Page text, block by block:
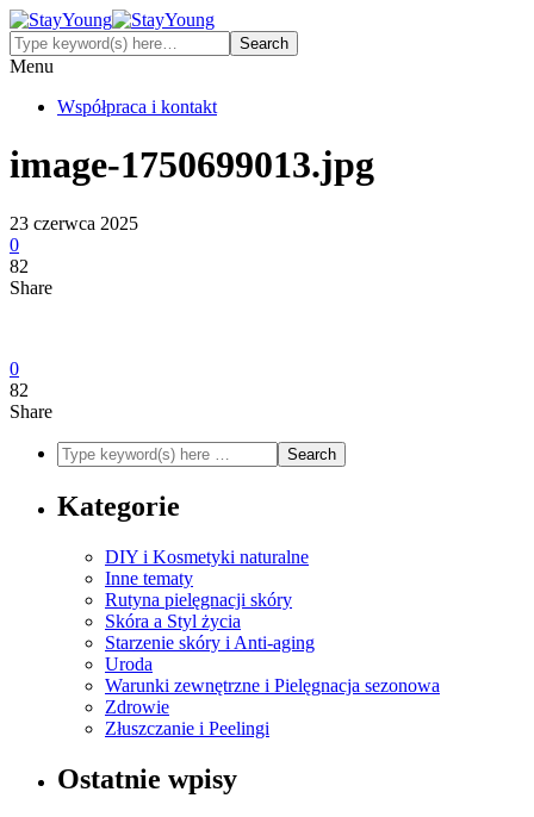
Menu
Współpraca i kontakt
image-1750699013.jpg
23 czerwca 2025
0
82
Share
0
82
Share
Kategorie
DIY i Kosmetyki naturalne
Inne tematy
Rutyna pielęgnacji skóry
Skóra a Styl życia
Starzenie skóry i Anti-aging
Uroda
Warunki zewnętrzne i Pielęgnacja sezonowa
Zdrowie
Złuszczanie i Peelingi
Ostatnie wpisy